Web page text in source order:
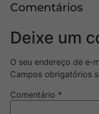
Comentários
Deixe um
O seu endereço de e-
Campos obrigatórios
Comentário *